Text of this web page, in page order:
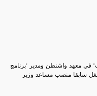
في معهد واشنطن ومدير "برنامج
شغل سابقا منصب مساعد وزير